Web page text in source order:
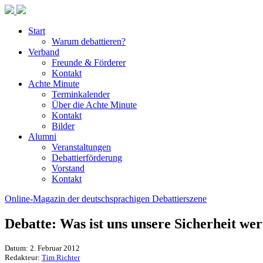
Start
Warum debattieren?
Verband
Freunde & Förderer
Kontakt
Achte Minute
Terminkalender
Über die Achte Minute
Kontakt
Bilder
Alumni
Veranstaltungen
Debattierförderung
Vorstand
Kontakt
Online-Magazin der deutschsprachigen Debattierszene
Debatte: Was ist uns unsere Sicherheit
Datum: 2. Februar 2012
Redakteur: Tim Richter